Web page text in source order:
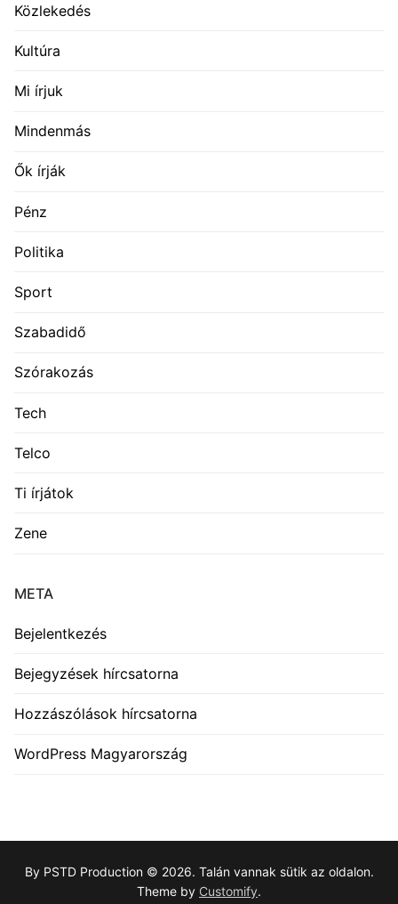
Közlekedés
Kultúra
Mi írjuk
Mindenmás
Ők írják
Pénz
Politika
Sport
Szabadidő
Szórakozás
Tech
Telco
Ti írjátok
Zene
META
Bejelentkezés
Bejegyzések hírcsatorna
Hozzászólások hírcsatorna
WordPress Magyarország
By PSTD Production © 2026. Talán vannak sütik az oldalon.
Theme by Customify.